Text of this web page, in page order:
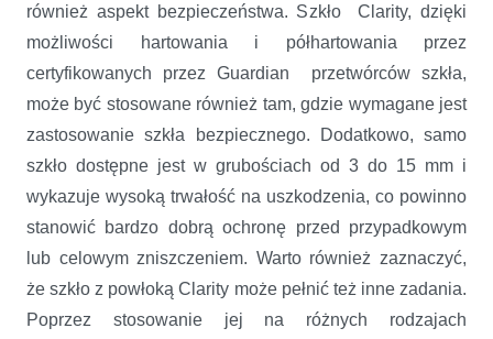
również aspekt bezpieczeństwa. Szkło Clarity, dzięki
możliwości hartowania i półhartowania przez
certyfikowanych przez Guardian przetwórców szkła,
może być stosowane również tam, gdzie wymagane jest
zastosowanie szkła bezpiecznego. Dodatkowo, samo
szkło dostępne jest w grubościach od 3 do 15 mm i
wykazuje wysoką trwałość na uszkodzenia, co powinno
stanowić bardzo dobrą ochronę przed przypadkowym
lub celowym zniszczeniem. Warto również zaznaczyć,
że szkło z powłoką Clarity może pełnić też inne zadania.
Poprzez stosowanie jej na różnych rodzajach